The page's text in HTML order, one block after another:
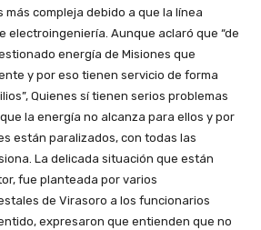
más compleja debido a que la línea
electroingeniería. Aunque aclaró que “de
energía de Misiones que
y por eso tienen servicio de forma
Quienes sí tienen serios problemas
la energía no alcanza para ellos y por
están paralizados, con todas las
La delicada situación que están
fue planteada por varios
de Virasoro a los funcionarios
expresaron que entienden que no